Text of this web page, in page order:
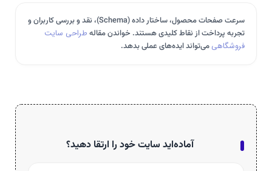
سرعت صفحات محصول، ساختار داده (Schema)، نقد و بررسی کاربران و
تجربه پرداخت از نقاط کلیدی هستند. خواندن مقاله طراحی سایت
فروشگاهی می‌تواند ایده‌های عملی بدهد.
آماده‌اید سایت خود را ارتقا دهید؟